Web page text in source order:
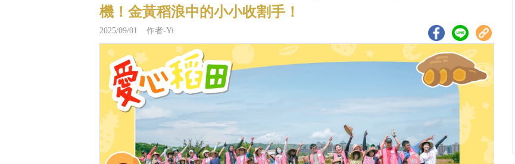
機！金黃稻浪中的小小收割手！
2025/09/01 作者-Yi